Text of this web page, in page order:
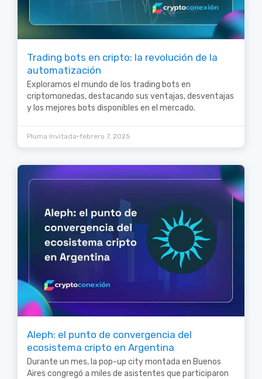
Trading bots en cripto: la revolución de la
automatización
Exploramos el mundo de los trading bots en
criptomonedas, destacando sus ventajas, desventajas
y los mejores bots disponibles en el mercado.
Pluma Invitada•febrero 7, 2025
Aleph: el punto de convergencia del
ecosistema cripto en Argentina
Durante un mes, la pop-up city montada en Buenos
Aires congregó a miles de asistentes que participaron